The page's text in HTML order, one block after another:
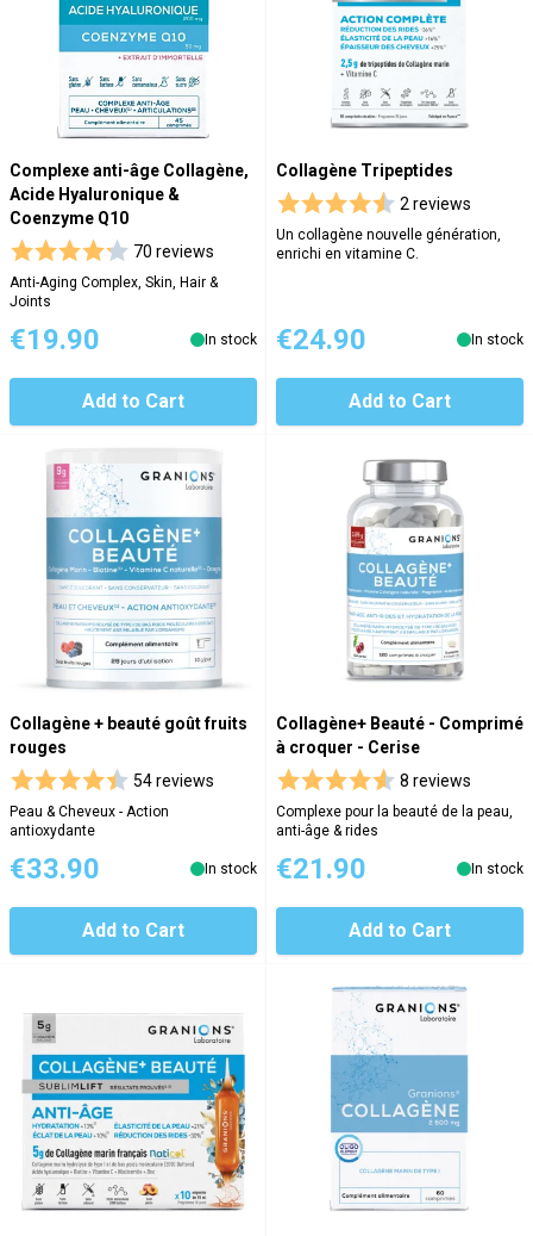
Complexe anti-âge Collagène,
Acide Hyaluronique &
Coenzyme Q10
70 reviews
Anti-Aging Complex, Skin, Hair &
Joints
€19.90 In stock
Add to Cart
Collagène Tripeptides
2 reviews
Un collagène nouvelle génération,
enrichi en vitamine C.
€24.90 In stock
Add to Cart
Collagène + beauté goût fruits
rouges
54 reviews
Peau & Cheveux - Action
antioxydante
€33.90 In stock
Add to Cart
Collagène+ Beauté - Comprimé
à croquer - Cerise
8 reviews
Complexe pour la beauté de la peau,
anti-âge & rides
€21.90 In stock
Add to Cart